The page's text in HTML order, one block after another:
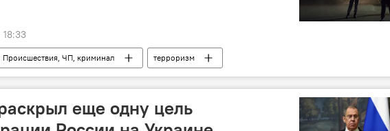
18:33
Происшествия, ЧП, криминал терроризм
еще одну цель